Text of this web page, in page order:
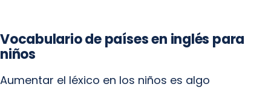
Vocabulario de países en inglés para
niños
Aumentar el léxico en los niños es algo